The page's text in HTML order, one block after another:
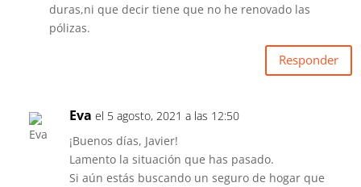
duras,ni que decir tiene que no he renovado las
pólizas.
Responder
Eva el 5 agosto, 2021 a las 12:50
¡Buenos días, Javier!
Lamento la situación que has pasado.
Si aún estás buscando un seguro de hogar que